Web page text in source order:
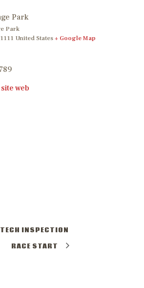
Park
Park
1111 United States+ Google Map
web
TECH INSPECTION
RACE START